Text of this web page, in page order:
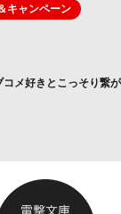
キャンペーン
コメ好きとこっそり繋